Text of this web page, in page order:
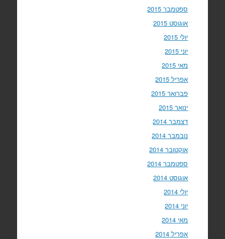
ספטמבר 2015
אוגוסט 2015
יולי 2015
יוני 2015
מאי 2015
אפריל 2015
פברואר 2015
ינואר 2015
דצמבר 2014
נובמבר 2014
אוקטובר 2014
ספטמבר 2014
אוגוסט 2014
יולי 2014
יוני 2014
מאי 2014
אפריל 2014